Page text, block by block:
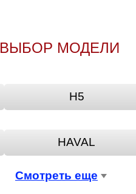
ВЫБОР МОДЕЛИ
H5
HAVAL
Смотреть еще